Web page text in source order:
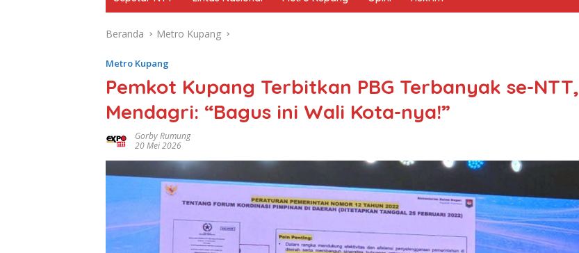
Beranda Metro Kupang
Metro Kupang
Pemkot Kupang Terbitkan PBG Terbanyak se-NTT,
Mendagri: “Bagus ini Wali Kota-nya!”
Gorby Rumung
20 Mei 2026